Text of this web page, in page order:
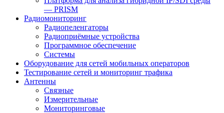
— PRISM
Радиомониторинг
Радиопеленгаторы
Радиоприёмные устройства
Программное обеспечение
Системы
Оборудование для сетей мобильных операторов
Тестирование сетей и мониторинг трафика
Антенны
Связные
Измерительные
Мониторинговые